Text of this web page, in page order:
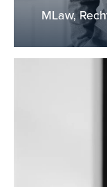
MLaw,